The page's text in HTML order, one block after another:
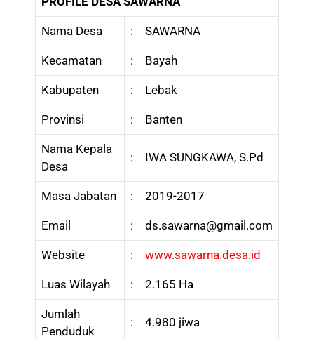
Nama Desa : SAWARNA
Kecamatan : Bayah
Kabupaten : Lebak
Provinsi : Banten
Nama Kepala
Desa
: IWA SUNGKAWA, S.Pd
Masa Jabatan : 2019-2017
Email : ds.sawarna@gmail.com
Website : www.sawarna.desa.id
Luas Wilayah : 2.165 Ha
Jumlah
Penduduk
: 4.980 jiwa